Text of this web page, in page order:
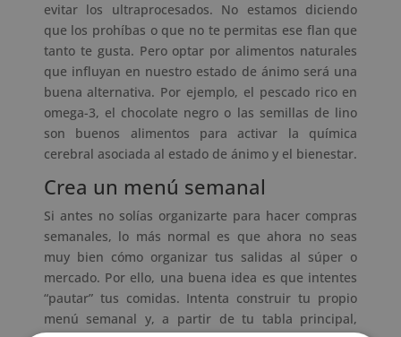
evitar los ultraprocesados. No estamos diciendo
que los prohíbas o que no te permitas ese flan que
tanto te gusta. Pero optar por alimentos naturales
que influyan en nuestro estado de ánimo será una
buena alternativa. Por ejemplo, el pescado rico en
omega-3, el chocolate negro o las semillas de lino
son buenos alimentos para activar la química
cerebral asociada al estado de ánimo y el bienestar.
Crea un menú semanal
Si antes no solías organizarte para hacer compras
semanales, lo más normal es que ahora no seas
muy bien cómo organizar tus salidas al súper o
mercado. Por ello, una buena idea es que intentes
“pautar” tus comidas. Intenta construir tu propio
menú semanal y, a partir de tu tabla principal,